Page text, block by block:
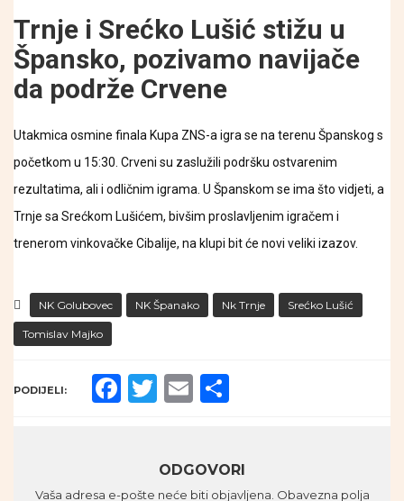
Trnje i Srećko Lušić stižu u
Špansko, pozivamo navijače
da podrže Crvene
Utakmica osmine finala Kupa ZNS-a igra se na terenu Španskog s
početkom u 15:30. Crveni su zaslužili podršku ostvarenim
rezultatima, ali i odličnim igrama. U Španskom se ima što vidjeti, a
Trnje sa Srećkom Lušićem, bivšim proslavljenim igračem i
trenerom vinkovačke Cibalije, na klupi bit će novi veliki izazov.
NK Golubovec NK Španako Nk Trnje Srećko Lušić
Tomislav Majko
PODIJELI: Facebook
Twitter
Email
ODGOVORI
Vaša adresa e-pošte neće biti objavljena. Obavezna polja